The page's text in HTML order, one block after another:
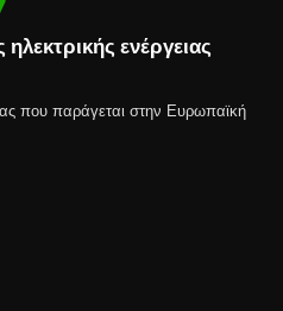
ενέργειας
που παράγεται στην Ευρωπαϊκή